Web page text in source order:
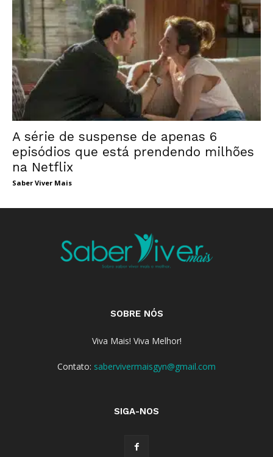
A série de suspense de apenas 6
episódios que está prendendo milhões
na Netflix
Saber Viver Mais
SOBRE NÓS
Viva Mais! Viva Melhor!
Contato: sabervivermaisgyn@gmail.com
SIGA-NOS